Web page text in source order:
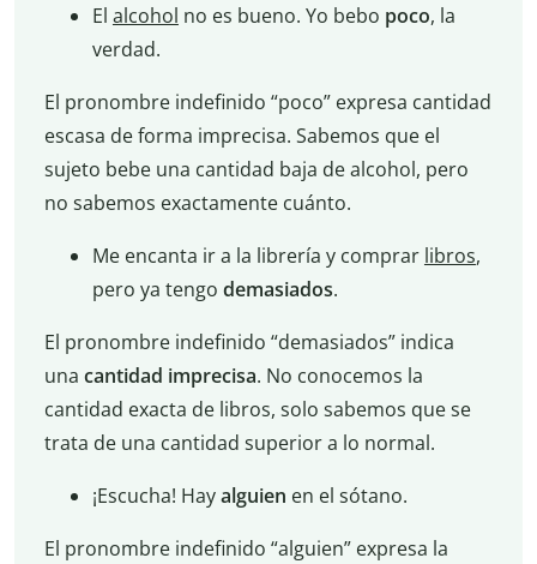
El alcohol no es bueno. Yo bebo poco, la
verdad.
El pronombre indefinido “poco” expresa cantidad
escasa de forma imprecisa. Sabemos que el
sujeto bebe una cantidad baja de alcohol, pero
no sabemos exactamente cuánto.
Me encanta ir a la librería y comprar libros,
pero ya tengo demasiados.
El pronombre indefinido “demasiados” indica
una cantidad imprecisa. No conocemos la
cantidad exacta de libros, solo sabemos que se
trata de una cantidad superior a lo normal.
¡Escucha! Hayalguien en el sótano.
El pronombre indefinido “alguien” expresa la